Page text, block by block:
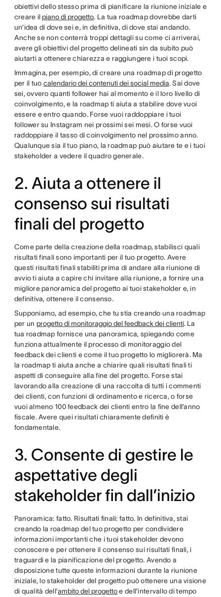
obiettivi dello stesso prima di pianificare la riunione iniziale e
creare il piano di progetto. La tua roadmap dovrebbe darti
un’idea di dove sei e, in definitiva, di dove stai andando.
Anche se non conterrà troppi dettagli su come ci arriverai,
avere gli obiettivi del progetto delineati sin da subito può
aiutarti a ottenere chiarezza e raggiungere i tuoi scopi.
Immagina, per esempio, di creare una roadmap di progetto
per il tuo calendario dei contenuti dei social media. Sai dove
sei, ovvero quanti follower hai al momento e il loro livello di
coinvolgimento, e la roadmap ti aiuta a stabilire dove vuoi
essere e entro quando. Forse vuoi raddoppiare i tuoi
follower su Instagram nei prossimi sei mesi. O forse vuoi
raddoppiare il tasso di coinvolgimento nel prossimo anno.
Qualunque sia il tuo piano, la roadmap può aiutare te e i tuoi
stakeholder a vedere il quadro generale.
2. Aiuta a ottenere il
consenso sui risultati
finali del progetto
Come parte della creazione della roadmap, stabilisci quali
risultati finali sono importanti per il tuo progetto. Avere
questi risultati finali stabiliti prima di andare alla riunione di
avvio ti aiuta a capire chi invitare alla riunione, a fornire una
migliore panoramica del progetto ai tuoi stakeholder e, in
definitiva, ottenere il consenso.
Supponiamo, ad esempio, che tu stia creando una roadmap
per un progetto di monitoraggio del feedback dei clienti. La
tua roadmap fornisce una panoramica, spiegando come
funziona attualmente il processo di monitoraggio del
feedback dei clienti e come il tuo progetto lo migliorerà. Ma
la roadmap ti aiuta anche a chiarire quali risultati finali ti
aspetti di conseguire alla fine del progetto. Forse stai
lavorando alla creazione di una raccolta di tutti i commenti
dei clienti, con funzioni di ordinamento e ricerca, o forse
vuoi almeno 100 feedback dei clienti entro la fine dell’anno
fiscale. Avere quei risultati chiaramente definiti è
fondamentale.
3. Consente di gestire le
aspettative degli
stakeholder fin dall’inizio
Panoramica: fatto. Risultati finali: fatto. In definitiva, stai
creando la roadmap del tuo progetto per condividere
informazioni importanti che i tuoi stakeholder devono
conoscere e per ottenere il consenso sui risultati finali, i
traguardi e la pianificazione del progetto. Avendo a
disposizione tutte queste informazioni durante la riunione
iniziale, lo stakeholder del progetto può ottenere una visione
di qualità dell’ambito del progettoe dell’intervallo di tempo